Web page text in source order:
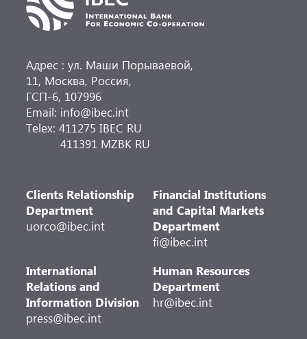
Адрес : ул. Маши Порываевой,
11, Москва, Россия,
ГСП-6, 107996
Email: info@ibec.int
Telex: 411275 IBEC RU
411391 MZBK RU
Clients Relationship
Department
uorco@ibec.int
Financial Institutions
and Capital Markets
Department
fi@ibec.int
International
Relations and
Information Division
press@ibec.int
Human Resources
Department
hr@ibec.int